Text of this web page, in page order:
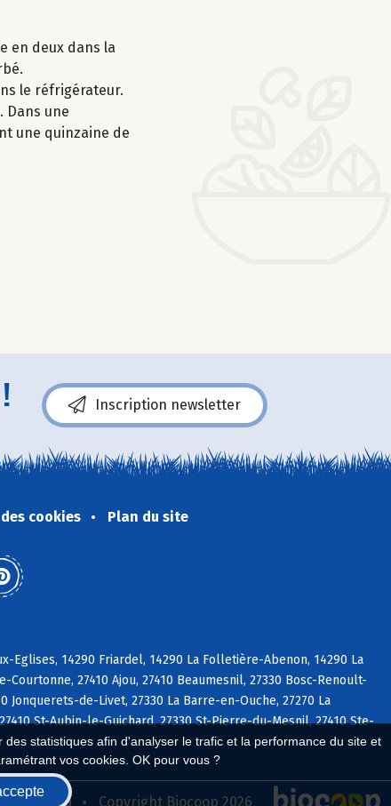
statistiques afin d'analyser le trafic et la performance du site et
vos cookies. OK pour vous ?
en deux dans la
le réfrigérateur.
Dans une
une quinzaine de
Inscription newsletter
cookies Plan du site
Eglises, 14290 Friardel, 14290 La Folletière-Abenon, 14290 La
27410 Ajou, 27410 Beaumesnil, 27330 Bosc-Renoult-
Jonquerets-de-Livet, 27330 La Barre-en-Ouche, 27270 La
St-Aubin-le-Guichard, 27330 St-Pierre-du-Mesnil, 27410 Ste-
Biocoop Copyright Biocoop 2026